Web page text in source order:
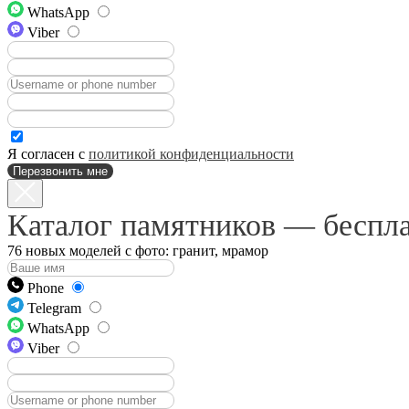
WhatsApp
Viber
Я согласен с политикой конфиденциальности
Перезвонить мне
Каталог памятников —
76 новых моделей с фото: гранит, мрамор
Phone
Telegram
WhatsApp
Viber